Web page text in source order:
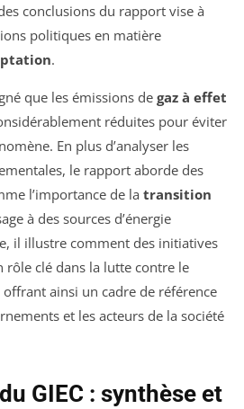
conclusions du rapport vise à
politiques en matière
.
que les émissions de gaz à effet
réduites pour éviter
En plus d’analyser les
le rapport aborde des
l’importance de la transition
à des sources d’énergie
il illustre comment des initiatives
rôle clé dans la lutte contre le
ainsi un cadre de référence
et les acteurs de la société
GIEC : synthèse et